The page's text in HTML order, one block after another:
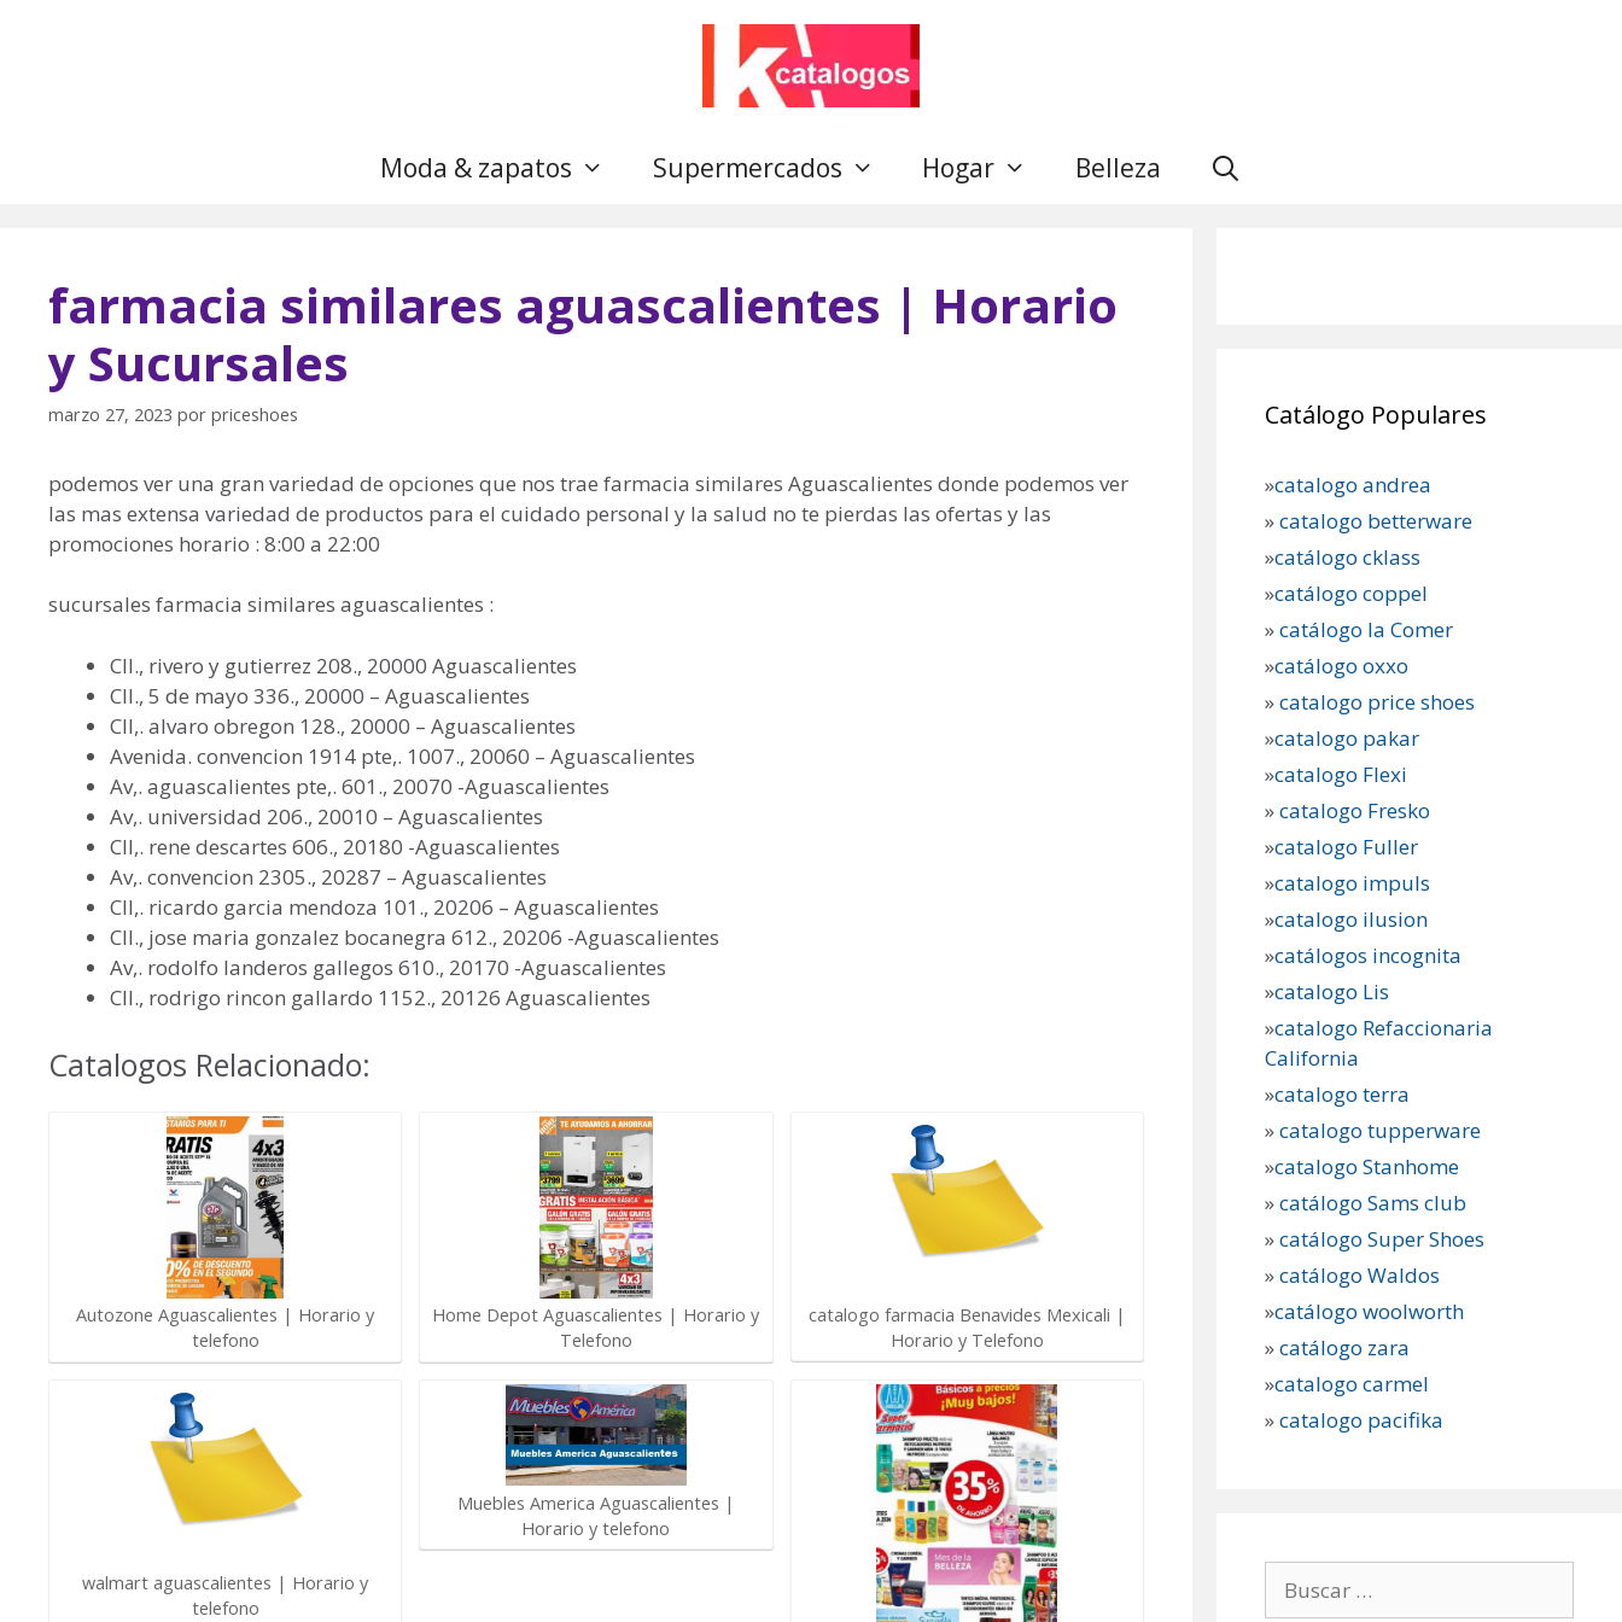
Moda & zapatos Supermercados Hogar Belleza
farmacia similares aguascalientes | Horario
y Sucursales
marzo 27, 2023 por priceshoes
podemos ver una gran variedad de opciones que nos trae farmacia similares Aguascalientes donde podemos ver
las mas extensa variedad de productos para el cuidado personal y la salud no te pierdas las ofertas y las
promociones horario : 8:00 a 22:00
sucursales farmacia similares aguascalientes :
Cll., rivero y gutierrez 208., 20000 Aguascalientes
Cll., 5 de mayo 336., 20000 – Aguascalientes
Cll,. alvaro obregon 128., 20000 – Aguascalientes
Avenida. convencion 1914 pte,. 1007., 20060 – Aguascalientes
Av,. aguascalientes pte,. 601., 20070 -Aguascalientes
Av,. universidad 206., 20010 – Aguascalientes
Cll,. rene descartes 606., 20180 -Aguascalientes
Av,. convencion 2305., 20287 – Aguascalientes
Cll,. ricardo garcia mendoza 101., 20206 – Aguascalientes
Cll., jose maria gonzalez bocanegra 612., 20206 -Aguascalientes
Av,. rodolfo landeros gallegos 610., 20170 -Aguascalientes
Cll., rodrigo rincon gallardo 1152., 20126 Aguascalientes
Catalogos Relacionado:
Autozone Aguascalientes | Horario y
telefono
walmart aguascalientes | Horario y
telefono
Home Depot Aguascalientes | Horario y
Telefono
Muebles America Aguascalientes |
Horario y telefono
catalogo farmacia Benavides Mexicali |
Horario y Telefono
Catálogo Populares
»catalogo andrea
»catalogo betterware
»catálogo cklass
»catálogo coppel
»catálogo la Comer
»catálogo oxxo
»catalogo price shoes
»catalogo pakar
»catalogo Flexi
»catalogo Fresko
»catalogo Fuller
»catalogo impuls
»catalogo ilusion
»catálogos incognita
»catalogo Lis
»catalogo Refaccionaria
California
»catalogo terra
»catalogo tupperware
»catalogo Stanhome
»catálogo Sams club
»catálogo Super Shoes
»catálogo Waldos
»catálogo woolworth
»catálogo zara
»catalogo carmel
»catalogo pacifika